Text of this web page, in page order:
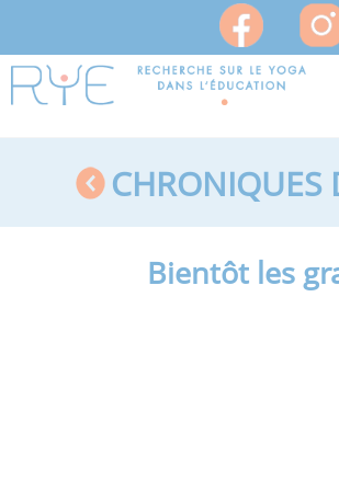
CHRONIQUES
Bientôt les